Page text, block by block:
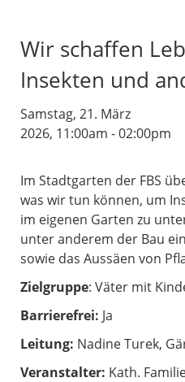
Wir schaffen
Insekten und
Samstag, 21. März
2026, 11:00am - 02:00pm
Im Stadtgarten der FBS
was wir tun können, um
im eigenen Garten zu
unter anderem der Bau
sowie das Aussäen von
Zielgruppe: Väter mit
Barrierefrei: Ja
Leitung: Nadine Turek,
Veranstalter: Kath.